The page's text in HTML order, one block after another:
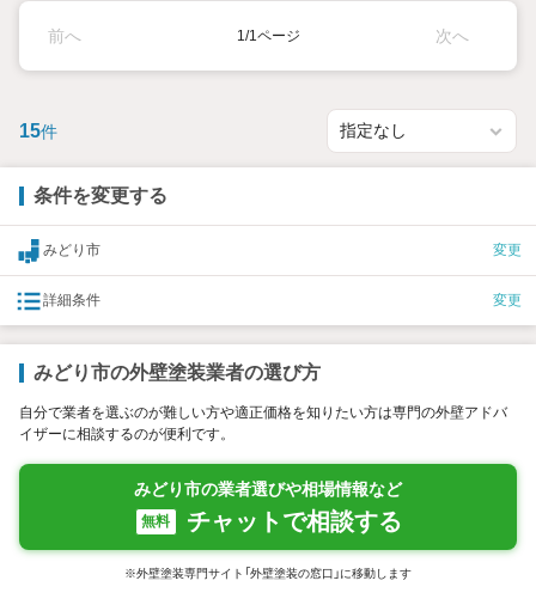
前へ 1/1ページ 次へ
15件
条件を変更する
みどり市 変更
詳細条件 変更
みどり市の外壁塗装業者の選び方
自分で業者を選ぶのが難しい方や適正価格を知りたい方は専門の外壁アドバ
イザーに相談するのが便利です。
みどり市の業者選びや相場情報など
無料 チャットで相談する
※外壁塗装専門サイト「外壁塗装の窓口」に移動します